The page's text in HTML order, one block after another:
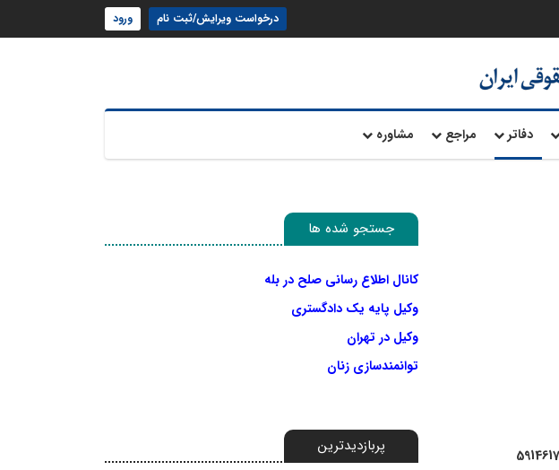
درخواست ویرایش/ثبت نام ورود
دفاتر مراجع مشاوره
جستجو شده ها
کانال اطلاع رسانی صلح در بله
وکیل پایه یک دادگستری
وکیل در تهران
توانمندسازی زنان
پربازدیدترین